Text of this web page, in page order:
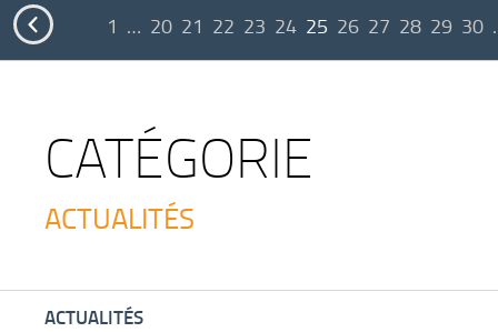
 1 … 20 21 22 23 24 25 26 27 28 29 30
CATÉGORIE
ACTUALITÉS
ACTUALITÉS